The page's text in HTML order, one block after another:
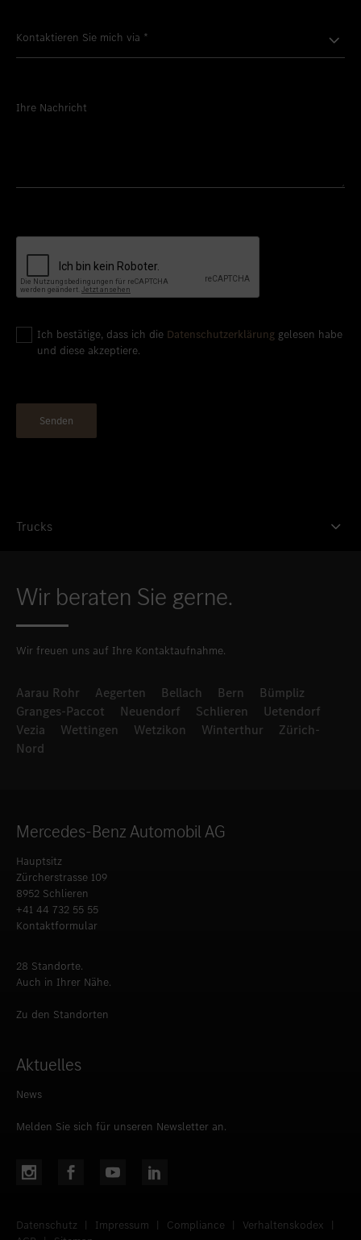
Kontaktieren Sie mich via *
Ihre Nachricht
Ich bestätige, dass ich die Datenschutzerklärung gelesen habe
und diese akzeptiere.
Trucks
Wir beraten Sie gerne.
Wir freuen uns auf Ihre Kontaktaufnahme.
Aarau Rohr Aegerten Bellach Bern
Bümpliz
Granges-Paccot
Neuendorf Schlieren
Uetendorf
Vezia
Wettingen Wetzikon Winterthur
Zürich-
Nord
Mercedes-Benz Automobil AG
Hauptsitz
Zürcherstrasse 109
8952 Schlieren
+41 44 732 55 55
Kontaktformular
28 Standorte.
Auch in Ihrer Nähe.
Zu den Standorten
Aktuelles
News
Melden Sie sich für unseren Newsletter an.
Datenschutz | Impressum | Compliance | Verhaltenskodex |